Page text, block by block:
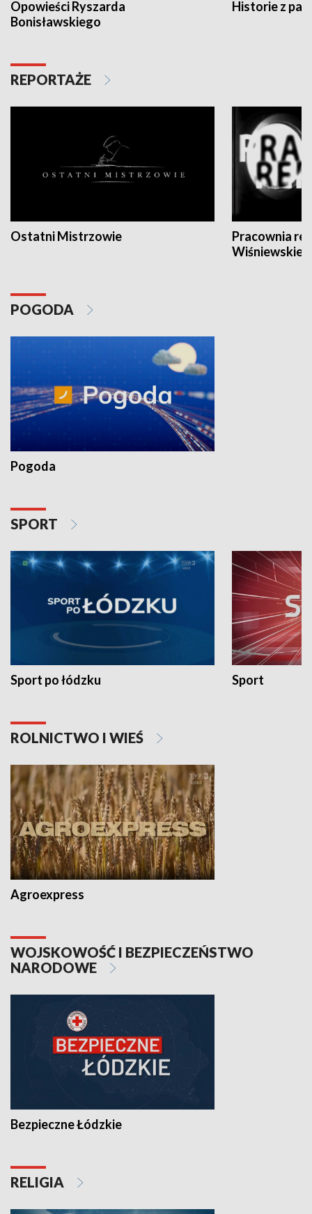
Opowieści Ryszarda
Bonisławskiego
Historie z
REPORTAŻE
Ostatni Mistrzowie
Pracownia
POGODA
Pogoda
SPORT
Sport po łódzku Sport
ROLNICTWO I WIEŚ
Agroexpress
WOJSKOWOŚĆ I BEZPIECZEŃSTWO
NARODOWE
Bezpieczne Łódzkie
RELIGIA